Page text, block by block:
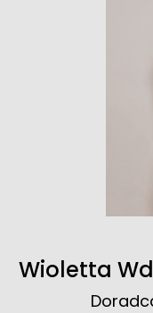
Wioletta